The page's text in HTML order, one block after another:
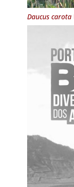
Daucus carota